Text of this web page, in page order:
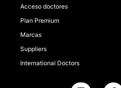
Acceso doctores
Plan Premium
Marcas
Suppliers
International Doctors